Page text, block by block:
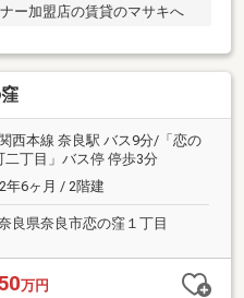
ー加盟店の賃貸のマサキへ
関西本線 奈良駅 バス9分/「恋の
二丁目」バス停 停歩3分
年6ヶ月 / 2階建
良県奈良市恋の窪１丁目
万円